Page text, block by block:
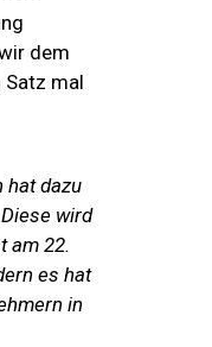
dem
Satz mal
hat dazu
wird
am 22.
es hat
in